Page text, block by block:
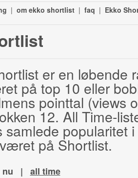
| om ekko shortlist | faq | Ekko
er en løbende
på top 10 eller
pointtal (views
12. All Time-
samlede popularitet
på Shortlist.
nu | all time